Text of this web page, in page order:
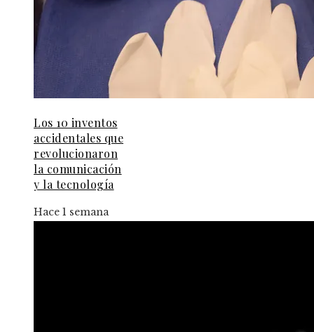
Los 10 inventos
accidentales que
revolucionaron
la comunicación
y la tecnología
Hace 1 semana